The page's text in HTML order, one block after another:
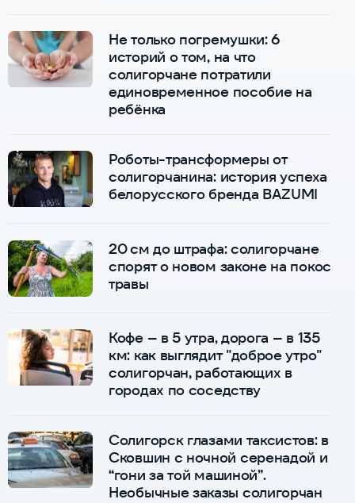
Не только погремушки: 6
историй о том, на что
солигорчане потратили
единовременное пособие на
ребёнка
Роботы-трансформеры от
солигорчанина: история успеха
белорусского бренда BAZUMI
20 см до штрафа: солигорчане
спорят о новом законе на покос
травы
Кофе – в 5 утра, дорога – в 135
км: как выглядит "доброе утро"
солигорчан, работающих в
городах по соседству
Солигорск глазами таксистов: в
Сковшин с ночной серенадой и
“гони за той машиной”.
Необычные заказы солигорчан